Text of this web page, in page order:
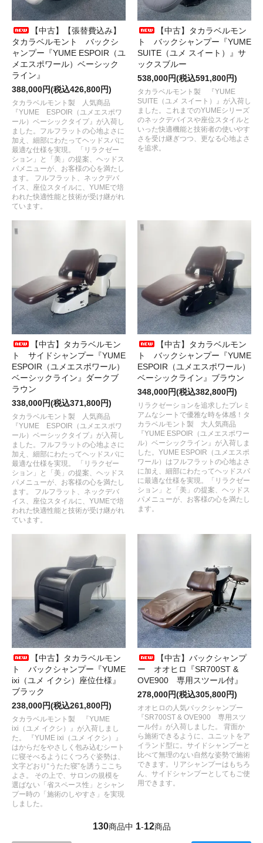
【中古】【張替費込み】
タカラベルモント バックシ
ャンプー『YUME ESPOIR（ユ
メエスポワール）ベーシック
ライン』
388,000円(税込426,800円)
タカラベルモント製 人気商品
『YUME ESPOIR（ユメエスポワ
ール）ベーシックタイプ』が入荷し
ました。フルフラットの心地よさに
加え、細部にわたってヘッドスパに
最適な仕様を実現。 「リラクゼー
ション」と「美」の提案、ヘッドス
パメニューが、お客様の心を満たし
ます。 フルフラット、ネックデバ
イス、座位スタイルに、YUMEで培
われた快適性能と技術が受け継がれ
ています。
【中古】タカラベルモン
ト バックシャンプー『YUME
SUITE（ユメ スイート）』サ
ックスブルー
538,000円(税込591,800円)
タカラベルモント製 『YUME
SUITE（ユメ スイート）』が入荷し
ました。これまでのYUMEシリーズ
のネックデバイスや座位スタイルと
いった快適機能と技術者の使いやす
さを受け継ぎつつ、更なる心地よさ
を追求。
【中古】タカラベルモン
ト サイドシャンプー『YUME
ESPOIR（ユメエスポワール）
ベーシックライン』ダークブ
ラウン
338,000円(税込371,800円)
タカラベルモント製 人気商品
『YUME ESPOIR（ユメエスポワ
ール）ベーシックタイプ』が入荷し
ました。フルフラットの心地よさに
加え、細部にわたってヘッドスパに
最適な仕様を実現。 「リラクゼー
ション」と「美」の提案、ヘッドス
パメニューが、お客様の心を満たし
ます。 フルフラット、ネックデバ
イス、座位スタイルに、YUMEで培
われた快適性能と技術が受け継がれ
ています。
【中古】タカラベルモン
ト バックシャンプー『YUME
ESPOIR（ユメエスポワール）
ベーシックライン』ブラウン
348,000円(税込382,800円)
リラクゼーションを追求したプレミ
アムなシートで優雅な時を体感！タ
カラベルモント製 大人気商品
『YUME ESPOIR（ユメエスポワー
ル）ベーシックライン』が入荷しま
した。YUME ESPOIR（ユメエスポ
ワール）はフルフラットの心地よさ
に加え、細部にわたってヘッドスパ
に最適な仕様を実現。「リラクゼー
ション」と「美」の提案、ヘッドス
パメニューが、お客様の心を満たし
ます。
【中古】タカラベルモン
ト バックシャンプー『YUME
ixi（ユメ イクシ）座位仕様』
ブラック
238,000円(税込261,800円)
タカラベルモント製 『YUME
ixi（ユメ イクシ）』が入荷しまし
た。 『YUME ixi（ユメ イクシ）』
はからだをやさしく包み込むシート
に寝そべるようにくつろぐ姿勢は、
文字どおり“うたた寝”を誘うここち
よさ。 その上で、サロンの規模を
選ばない「省スペース性」とシャン
プー時の「施術のしやすさ」を実現
しました。
【中古】バックシャンプ
ー オオヒロ『SR700ST &
OVE900 専用スツール付』
278,000円(税込305,800円)
オオヒロの人気バックシャンプー
『SR700ST & OVE900 専用スツ
ール付』が入荷しました。 背面か
ら施術できるように、ユニットをア
イランド型に。サイドシャンプーと
比べて無理のない自然な姿勢で施術
できます。リアシャンプーはもちろ
ん、サイドシャンプーとしてもご使
用できます。
130商品中 1-12商品